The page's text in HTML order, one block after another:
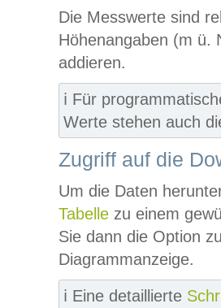
Die Messwerte sind
Höhenangaben (m ü.
addieren.
ℹ️ Für
Werte stehen auch
Zugriff auf die
Um die Daten
Tabelle zu einem
Sie dann die Option
Diagrammanzeige.
ℹ️ Eine detaillierte